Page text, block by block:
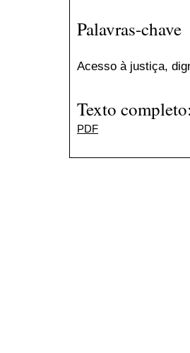
Palavras-chave
Acesso à justiça,
Texto completo:
PDF